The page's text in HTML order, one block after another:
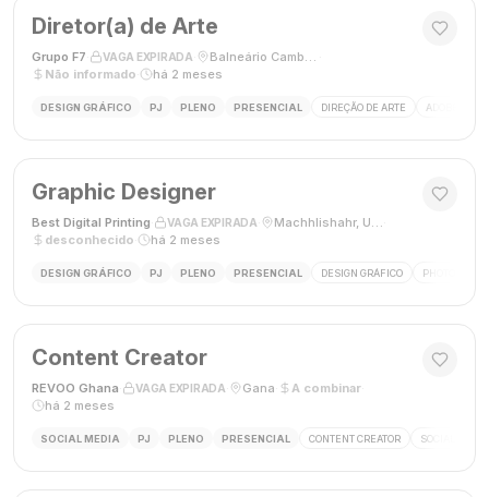
Diretor(a) de Arte
Grupo F7 VAGA EXPIRADA Balneário Camboriú, SC, Brasil
Não informado
há 2 meses
DESIGN GRÁFICO PJ PLENO PRESENCIAL DIREÇÃO DE ARTE ADOBE
Graphic Designer
Best Digital Printing VAGA EXPIRADA Machhlishahr, Uttar Pradesh, Índia
desconhecido
há 2 meses
DESIGN GRÁFICO PJ PLENO PRESENCIAL DESIGN GRÁFICO PHOTOSHOP
Content Creator
REVOO Ghana VAGA EXPIRADA Gana A combinar·
há 2 meses
SOCIAL MEDIA PJ PLENO PRESENCIAL CONTENT CREATOR SOCIAL MEDIA